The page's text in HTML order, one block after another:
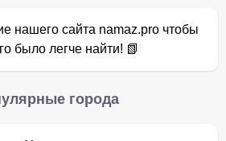
нашего сайта namaz.pro чтобы
было легче найти! 📗
города